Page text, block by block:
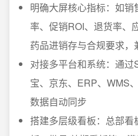
明确大屏核心指标：如
率、促销ROI、退货率、
药品进销存与合规要求，
对接多平台和系统：通
宝、京东、ERP、WMS
数据自动同步
搭建多层级看板：总部